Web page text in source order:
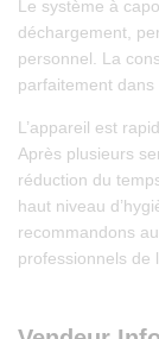
Le système à
déchargement,
personnel. La
parfaitement
L’appareil est
Après plusieurs
réduction du
haut niveau
recommandons
professionnels de